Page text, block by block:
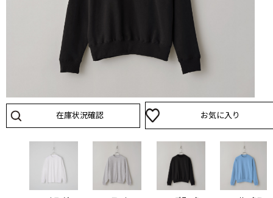
在庫状況確認 お気に入り